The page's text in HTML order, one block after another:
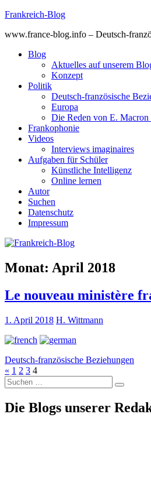
Skip
content
Frankreich-Blog
www.france-blog.info – Deutsch-
Blog
Aktuelles auf unserem
Konzept
Politik
Deutsch-französische
Europa
Die Reden von E. Macron
Frankophonie
Videos
Interviews imaginaires
Aufgaben für Schüler
Künstliche Intelligenz
Online lernen
Autor
Suchen
Datenschutz
Impressum
Monat: April 2018
Le nouveau ministère
1. April 2018 H. Wittmann
Deutsch-französische Beziehungen
« 1 2 3 4
Suche
nach:
Die Blogs unserer